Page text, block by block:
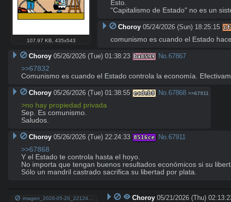
107.97 KB 435x543
Esto.
"Capitalismo de Estado" no es un
Choroy 05/24/2026 (Sun) 18:25:15
comunismo es cuando el Estado
Choroy 05/26/2026 (Tue) 01:38:23 ba8599 No. 67867
>>67832
Comunismo es cuando el Estado controla la economía.
Choroy 05/26/2026 (Tue) 01:38:55 ecdeb8 No. 67868 >>67911
>no hay propiedad privada
Sep. Es comunismo.
Saludos.
Choroy 05/26/2026 (Tue) 22:24:33 8516ce No. 67911
>>67868
Y el Estado te controla hasta el hoyo.
No importa que tengan buenos resultados económicos si su
Sólo un mandril castrado sacrifica su libertad por plata.
Choroy 05/21/2026 (Thu)